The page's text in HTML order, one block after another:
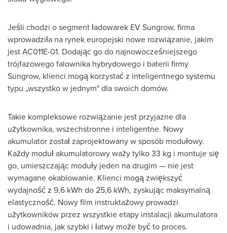
Jeśli chodzi o segment ładowarek EV Sungrow, firma
wprowadziła na rynek europejski nowe rozwiązanie, jakim
jest AC011E-01. Dodając go do najnowocześniejszego
trójfazowego falownika hybrydowego i baterii firmy
Sungrow, klienci mogą korzystać z inteligentnego systemu
typu „wszystko w jednym" dla swoich domów.
Takie kompleksowe rozwiązanie jest przyjazne dla
użytkownika, wszechstronne i inteligentne. Nowy
akumulator został zaprojektowany w sposób modułowy.
Każdy moduł akumulatorowy waży tylko 33 kg i montuje się
go, umieszczając moduły jeden na drugim — nie jest
wymagane okablowanie. Klienci mogą zwiększyć
wydajność z 9,6 kWh do 25,6 kWh, zyskując maksymalną
elastyczność. Nowy film instruktażowy prowadzi
użytkowników przez wszystkie etapy instalacji akumulatora
i udowadnia, jak szybki i łatwy może być to proces.